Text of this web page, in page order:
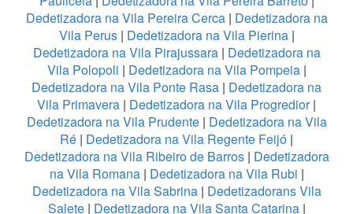
Dedetizadora na Vila Pereira Cerca| Dedetizadora na
Vila Perus| Dedetizadora na Vila Pierina|
Dedetizadora na Vila Pirajussara| Dedetizadora na
Vila Polopoli | Dedetizadora na Vila Pompeia|
Dedetizadora na Vila Ponte Rasa | Dedetizadora na
Vila Primavera | Dedetizadora na Vila Progredior|
Dedetizadora na Vila Prudente| Dedetizadora na Vila
Ré | Dedetizadora na Vila Regente Feijó |
Dedetizadora na Vila Ribeiro de Barros| Dedetizadora
na Vila Romana| Dedetizadora na Vila Rubi |
Dedetizadora na Vila Sabrina| Dedetizadorans Vila
Salete| Dedetizadora na Vila Santa Catarina|